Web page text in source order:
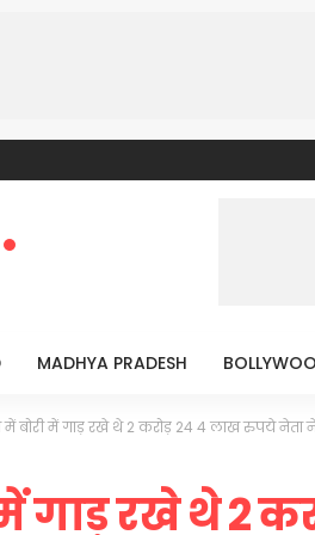
MADHYA PRADESH
बोरी में गाड़ रखे थे 2 करोड़ 24 4 लाख रुपये नेता
गाड़ रखे थे 2